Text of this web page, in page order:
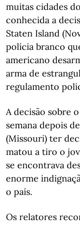
muitas cidades
conhecida a
Staten Island
polícia branco
americano
arma de
regulamento
A decisão sobre
semana depois
(Missouri) ter
matou a tiro o
se encontrava
enorme
o país.
Os relatores